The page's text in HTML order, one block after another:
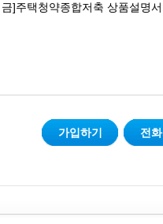
금]주택청약종합저축 상품설명
가입하기 전